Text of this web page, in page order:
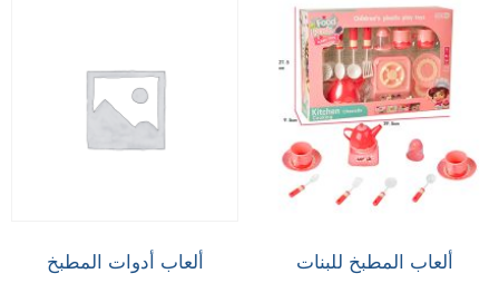
ألعاب المطبخ للبنات ألعاب أدوات المطبخ